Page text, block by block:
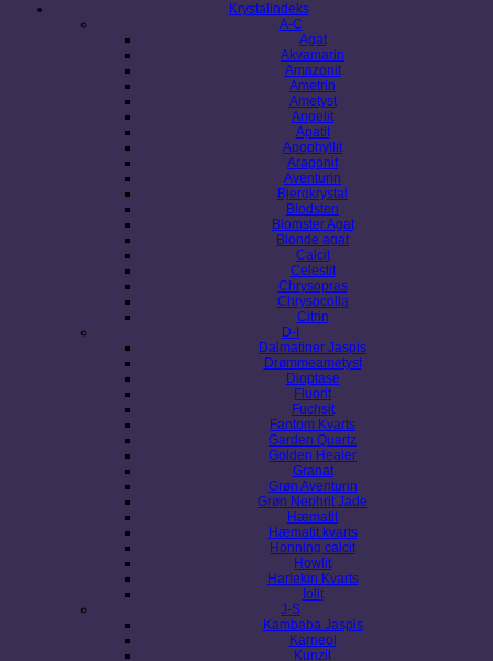
Krystalindeks
A-C
Agat
Akvamarin
Amazonit
Ametrin
Ametyst
Angelit
Apatit
Apophyllit
Aragonit
Aventurin
Bjergkrystal
Blodsten
Blomster Agat
Blonde agat
Calcit
Celestit
Chrysopras
Chrysocolla
Citrin
D-I
Dalmatiner Jaspis
Drømmeametyst
Dioptase
Fluorit
Fuchsit
Fantom Kvarts
Garden Quartz
Golden Healer
Granat
Grøn Aventurin
Grøn Nephrit Jade
Hæmatit
Hæmatit kvarts
Honning calcit
Howlit
Harlekin Kvarts
Iolit
J-S
Kambaba Jaspis
Karneol
Kunzit